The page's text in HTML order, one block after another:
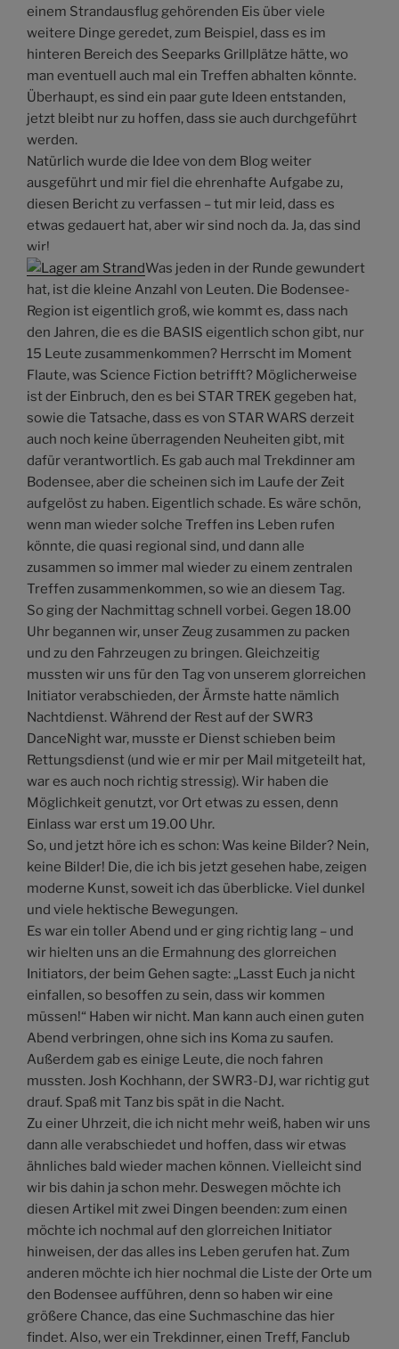
einem Strandausflug gehörenden Eis über viele
weitere Dinge geredet, zum Beispiel, dass es im
hinteren Bereich des Seeparks Grillplätze hätte, wo
man eventuell auch mal ein Treffen abhalten könnte.
Überhaupt, es sind ein paar gute Ideen entstanden,
jetzt bleibt nur zu hoffen, dass sie auch durchgeführt
werden.
Natürlich wurde die Idee von dem Blog weiter
ausgeführt und mir fiel die ehrenhafte Aufgabe zu,
diesen Bericht zu verfassen – tut mir leid, dass es
etwas gedauert hat, aber wir sind noch da. Ja, das sind
wir!
Was jeden in der Runde gewundert
hat, ist die kleine Anzahl von Leuten. Die Bodensee-
Region ist eigentlich groß, wie kommt es, dass nach
den Jahren, die es die BASIS eigentlich schon gibt, nur
15 Leute zusammenkommen? Herrscht im Moment
Flaute, was Science Fiction betrifft? Möglicherweise
ist der Einbruch, den es bei STAR TREK gegeben hat,
sowie die Tatsache, dass es von STAR WARS derzeit
auch noch keine überragenden Neuheiten gibt, mit
dafür verantwortlich. Es gab auch mal Trekdinner am
Bodensee, aber die scheinen sich im Laufe der Zeit
aufgelöst zu haben. Eigentlich schade. Es wäre schön,
wenn man wieder solche Treffen ins Leben rufen
könnte, die quasi regional sind, und dann alle
zusammen so immer mal wieder zu einem zentralen
Treffen zusammenkommen, so wie an diesem Tag.
So ging der Nachmittag schnell vorbei. Gegen 18.00
Uhr begannen wir, unser Zeug zusammen zu packen
und zu den Fahrzeugen zu bringen. Gleichzeitig
mussten wir uns für den Tag von unserem glorreichen
Initiator verabschieden, der Ärmste hatte nämlich
Nachtdienst. Während der Rest auf der SWR3
DanceNight war, musste er Dienst schieben beim
Rettungsdienst (und wie er mir per Mail mitgeteilt hat,
war es auch noch richtig stressig). Wir haben die
Möglichkeit genutzt, vor Ort etwas zu essen, denn
Einlass war erst um 19.00 Uhr.
So, und jetzt höre ich es schon: Was keine Bilder? Nein,
keine Bilder! Die, die ich bis jetzt gesehen habe, zeigen
moderne Kunst, soweit ich das überblicke. Viel dunkel
und viele hektische Bewegungen.
Es war ein toller Abend und er ging richtig lang – und
wir hielten uns an die Ermahnung des glorreichen
Initiators, der beim Gehen sagte: „Lasst Euch ja nicht
einfallen, so besoffen zu sein, dass wir kommen
müssen!“ Haben wir nicht. Man kann auch einen guten
Abend verbringen, ohne sich ins Koma zu saufen.
Außerdem gab es einige Leute, die noch fahren
mussten. Josh Kochhann, der SWR3-DJ, war richtig gut
drauf. Spaß mit Tanz bis spät in die Nacht.
Zu einer Uhrzeit, die ich nicht mehr weiß, haben wir uns
dann alle verabschiedet und hoffen, dass wir etwas
ähnliches bald wieder machen können. Vielleicht sind
wir bis dahin ja schon mehr. Deswegen möchte ich
diesen Artikel mit zwei Dingen beenden: zum einen
möchte ich nochmal auf den glorreichen Initiator
hinweisen, der das alles ins Leben gerufen hat. Zum
anderen möchte ich hier nochmal die Liste der Orte um
den Bodensee aufführen, denn so haben wir eine
größere Chance, das eine Suchmaschine das hier
findet. Also, wer ein Trekdinner, einen Treff, Fanclub